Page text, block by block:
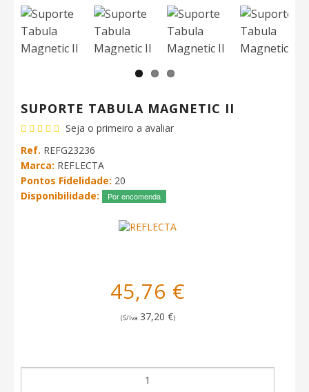
SUPORTE TABULA MAGNETIC II
Seja o primeiro a avaliar
Ref. REFG23236
Marca: REFLECTA
Pontos Fidelidade: 20
Disponibilidade:
Por encomenda
45,76 €
(S/Iva 37,20 €)